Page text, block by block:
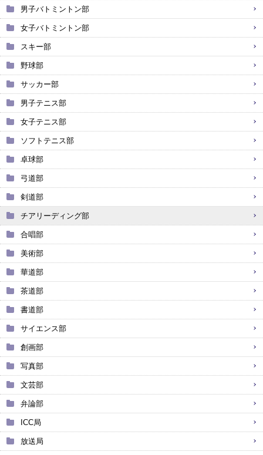
男子バトミントン部
女子バトミントン部
スキー部
野球部
サッカー部
男子テニス部
女子テニス部
ソフトテニス部
卓球部
弓道部
剣道部
チアリーディング部
合唱部
美術部
華道部
茶道部
書道部
サイエンス部
創画部
写真部
文芸部
弁論部
ICC局
放送局